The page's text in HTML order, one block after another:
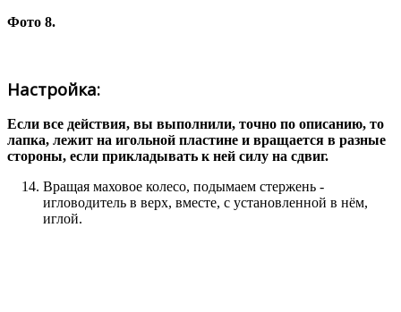
Фото 8.
Настройка:
Если все действия, вы выполнили, точно по описанию, то
лапка, лежит на игольной пластине и вращается в разные
стороны, если прикладывать к ней силу на сдвиг.
Вращая маховое колесо, подымаем стержень -
игловодитель в верх, вместе, с установленной в нём,
иглой.